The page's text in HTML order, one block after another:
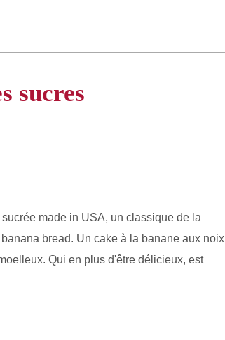
sucres
made in USA, un classique de la
bread. Un cake à la banane aux noix
Qui en plus d'être délicieux, est